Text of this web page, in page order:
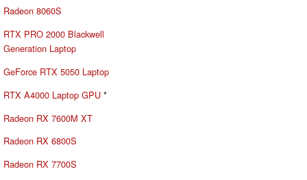
Radeon 8060S
RTX PRO 2000 Blackwell
Generation Laptop
GeForce RTX 5050 Laptop
RTX A4000 Laptop GPU *
Radeon RX 7600M XT
Radeon RX 6800S
Radeon RX 7700S